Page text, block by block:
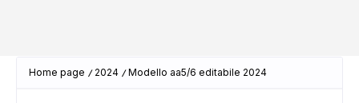
Home page 2024 Modello aa5/6 editabile 2024